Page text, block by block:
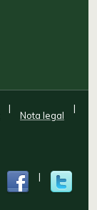
|
Nota legal
|
|